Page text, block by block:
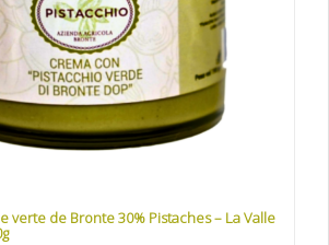
verte de Bronte 30% Pistaches – La Valle